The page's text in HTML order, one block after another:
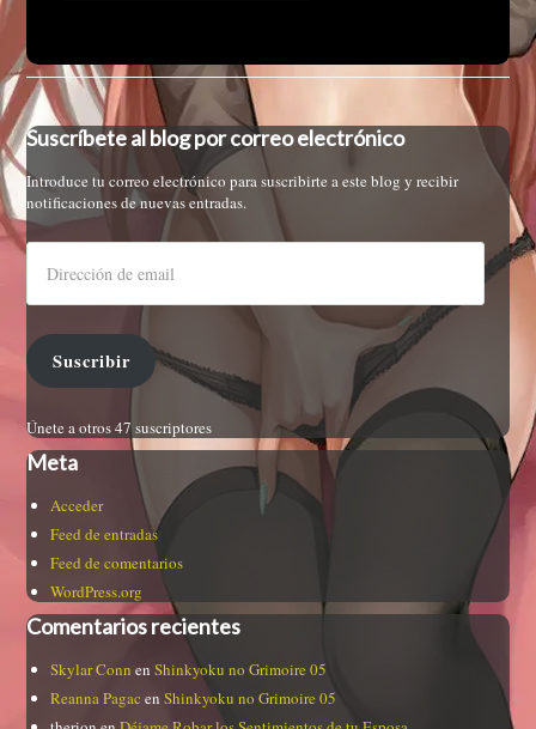
Suscríbete al blog por correo electrónico
Introduce tu correo electrónico para suscribirte a este blog y recibir
notificaciones de nuevas entradas.
Suscribir
Únete a otros 47 suscriptores
Meta
Acceder
Feed de entradas
Feed de comentarios
WordPress.org
Comentarios recientes
Skylar Conn enShinkyoku no Grimoire 05
Reanna Pagac enShinkyoku no Grimoire 05